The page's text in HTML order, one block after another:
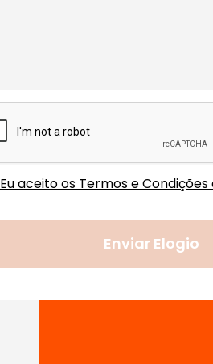
Eu aceito os Termos e Condições
Enviar Elogio